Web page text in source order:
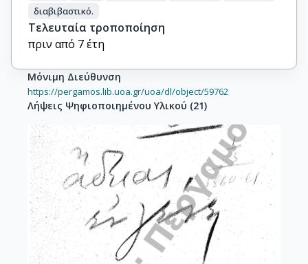
διαβιβαστικό.
Τελευταία τροποποίηση
πριν από 7 έτη
Μόνιμη Διεύθυνση
https://pergamos.lib.uoa.gr/uoa/dl/object/59762
Λήψεις Ψηφιοποιημένου Υλικού (21)